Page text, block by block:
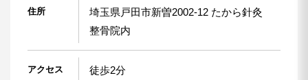
住所
埼玉県戸田市新曽2002-12 たから針灸
整骨院内
アクセス 徒歩2分